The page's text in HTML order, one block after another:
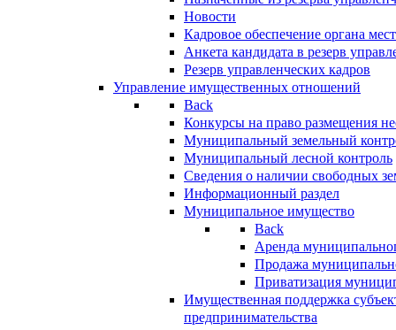
Новости
Кадровое обеспечение органа
Анкета кандидата в резерв
Резерв управленческих кадров
Управление имущественных отношений
Back
Конкурсы на право размещения
Муниципальный земельный
Муниципальный лесной контроль
Сведения о наличии свободных
Информационный раздел
Муниципальное имущество
Back
Аренда
Продажа
Приватизация
Имущественная поддержка
предпринимательства